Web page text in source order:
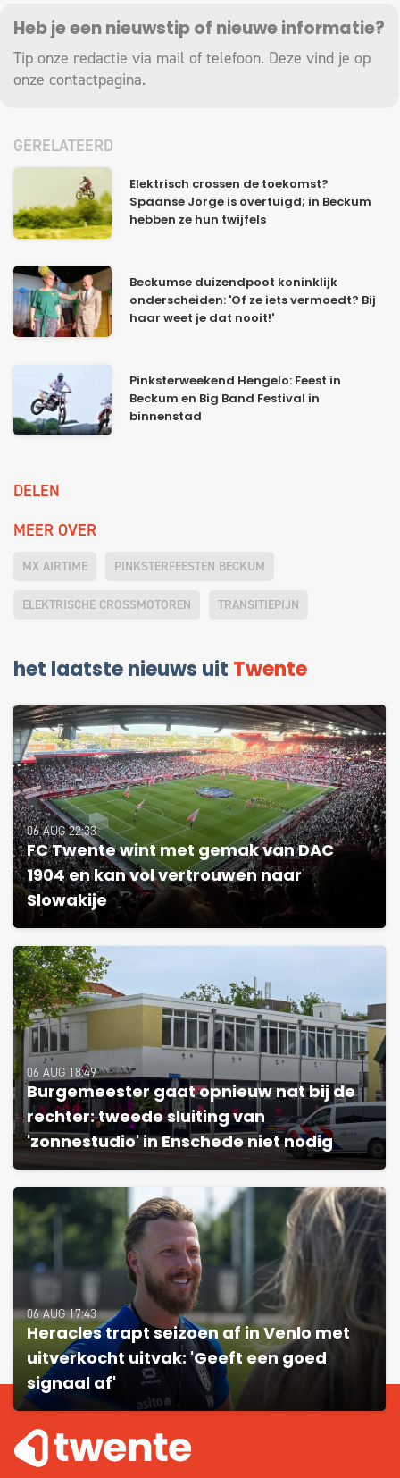
Heb je een nieuwstip of nieuwe informatie?
Tip onze redactie via mail of telefoon. Deze vind je op
onze contactpagina.
GERELATEERD
Elektrisch crossen de toekomst?
Spaanse Jorge is overtuigd; in Beckum
hebben ze hun twijfels
Beckumse duizendpoot koninklijk
onderscheiden: 'Of ze iets vermoedt? Bij
haar weet je dat nooit!'
Pinksterweekend Hengelo: Feest in
Beckum en Big Band Festival in
binnenstad
DELEN
MEER OVER
MX AIRTIME PINKSTERFEESTEN BECKUM
ELEKTRISCHE CROSSMOTOREN TRANSITIEPIJN
het laatste nieuws uit Twente
06 AUG 22:33
FC Twente wint met gemak van DAC
1904 en kan vol vertrouwen naar
Slowakije
06 AUG 18:49
Burgemeester gaat opnieuw nat bij de
rechter: tweede sluiting van
'zonnestudio' in Enschede niet nodig
06 AUG 17:43
Heracles trapt seizoen af in Venlo met
uitverkocht uitvak: 'Geeft een goed
signaal af'